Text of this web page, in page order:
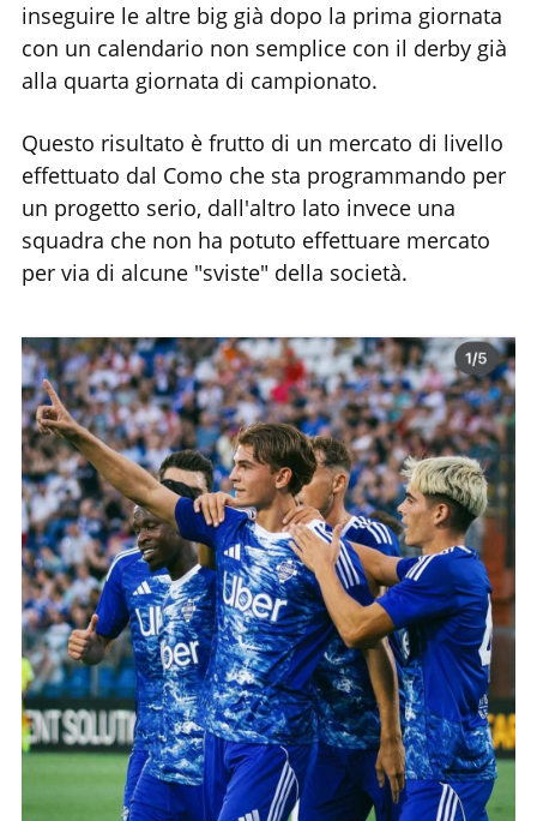
inseguire le altre big già dopo la prima giornata
con un calendario non semplice con il derby già
alla quarta giornata di campionato.
Questo risultato è frutto di un mercato di livello
effettuato dal Como che sta programmando per
un progetto serio, dall'altro lato invece una
squadra che non ha potuto effettuare mercato
per via di alcune "sviste" della società.